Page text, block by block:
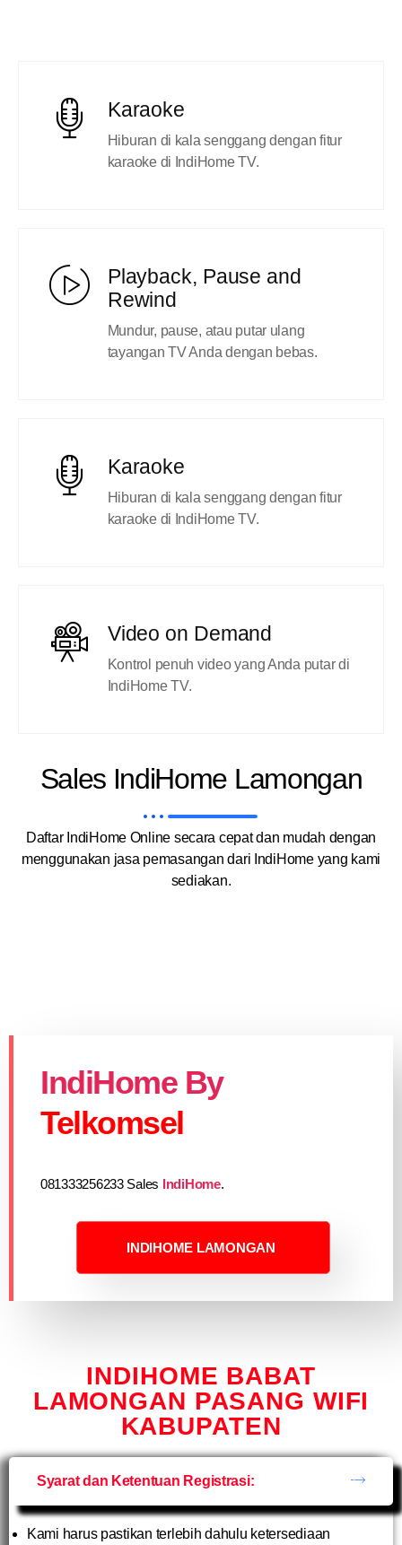
Karaoke
Hiburan di kala senggang dengan fitur
karaoke di IndiHome TV.
Playback, Pause and
Rewind
Mundur, pause, atau putar ulang
tayangan TV Anda dengan bebas.
Karaoke
Hiburan di kala senggang dengan fitur
karaoke di IndiHome TV.
Video on Demand
Kontrol penuh video yang Anda putar di
IndiHome TV.
Sales IndiHome Lamongan
Daftar IndiHome Online secara cepat dan mudah dengan
menggunakan jasa pemasangan dari IndiHome yang kami
sediakan.
IndiHome By
Telkomsel
081333256233 Sales IndiHome.
INDIHOME LAMONGAN
INDIHOME BABAT
LAMONGAN PASANG WIFI
KABUPATEN
Syarat dan Ketentuan Registrasi:
Kami harus pastikan terlebih dahulu ketersediaan